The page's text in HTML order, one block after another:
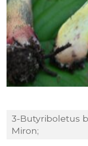
3-Butyriboletus
Miron;